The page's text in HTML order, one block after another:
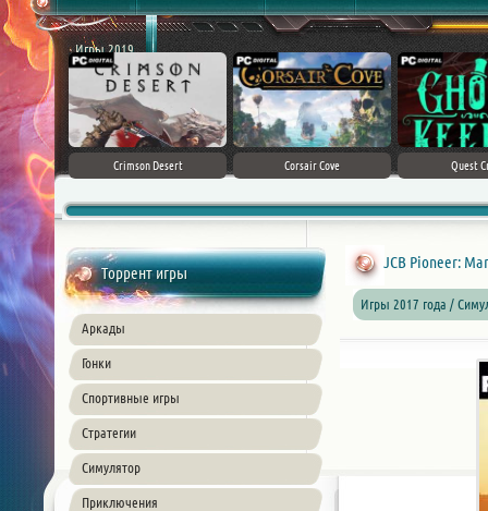
Игры 2019
5 Crimson Desert Corsair Cove Quest
Торрент игры
Аркады
Гонки
Спортивные игры
Стратегии
Симулятор
Приключения
JCB Pioneer:
Игры 2017 года /